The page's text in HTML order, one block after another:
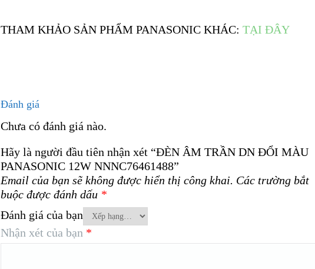
THAM KHẢO SẢN PHẨM PANASONIC KHÁC:TẠI ĐÂY
Đánh giá
Chưa có đánh giá nào.
Hãy là người đầu tiên nhận xét “ĐÈN ÂM TRẦN DN ĐỔI MÀU
PANASONIC 12W NNNC76461488”
Email của bạn sẽ không được hiển thị công khai. Các trường bắt
buộc được đánh dấu *
Đánh giá của bạn
Nhận xét của bạn *